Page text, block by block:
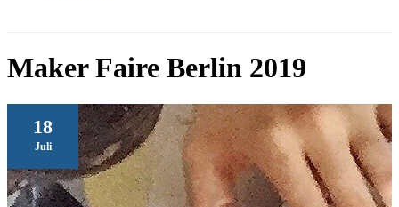
Maker Faire Berlin 2019
18
Juli